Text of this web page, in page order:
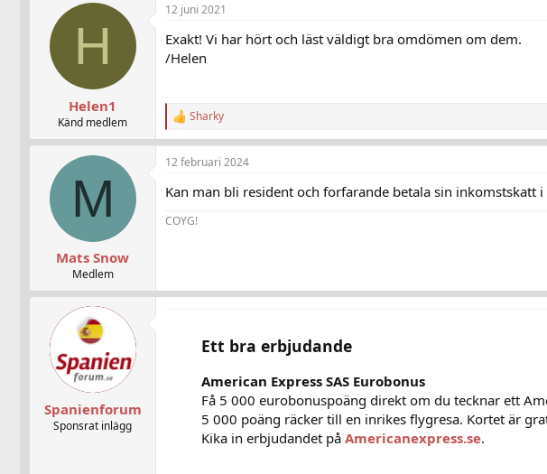
H
Helen1
Känd medlem
12 juni 2021
Exakt! Vi har hört och läst väldigt bra omdömen om dem.
/Helen
R
e
a
c
i
n
Sharky
M
Mats Snow
Medlem
12 februari 2024
Kan man bli resident och forfarande betala sin inkomstskatt i
COYG!
Spanienforum
Sponsrat inlägg
Ett bra erbjudande
American Express SAS Eurobonus
Få 5 000 eurobonuspoäng direkt om du tecknar ett
5 000 poäng räcker till en inrikes flygresa. Kortet är
Kika in erbjudandet på Americanexpress.se.